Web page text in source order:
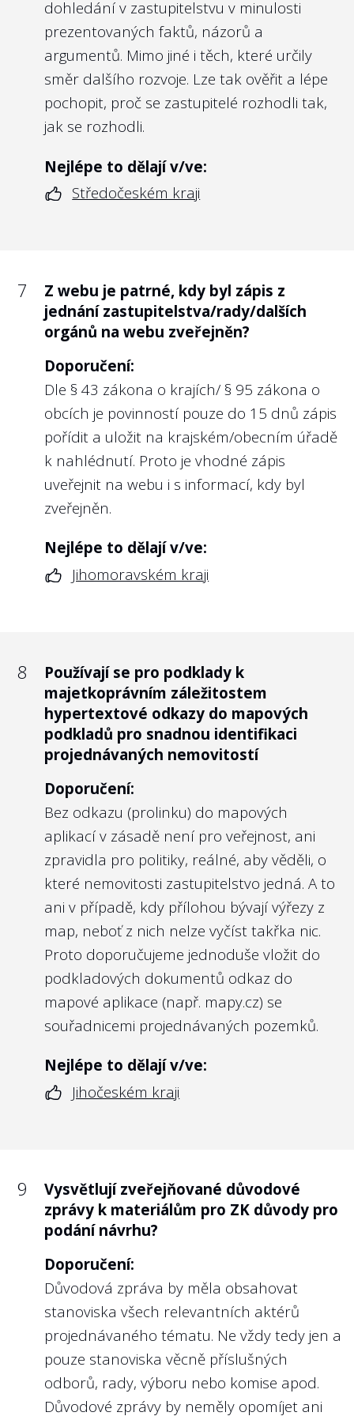
Doporučení:
Umožňuje vnitřní oznamovací systém
města/kraje podání oznámení
prostřednictvím aplikace, která splňuje
vysoké standardy bezpečí a zároveň
zjednodušuje komunikaci mezi
komunikaci oznamovatele s příslušnou
osobou přináší řadu výhod nad rámec
Webová aplikace určená ke komunikaci
umožňuje výměnu informací, a to i v
případě, že je oznámení anonymní. Dále
aplikace pomáhá například s archivací
oznámení nebo hlídá zákonné lhůty.
Dalším aspektem je vyšší standard
ochrany osobních údajů a bezpečnosti celé
komunikace. Bezpečná aplikace splňuje
požadavky jako jsou dvoufázové
zabezpečení, šifrování E2E, soulad s ISO
svých internetových stránkách alespoň
některé výše uvedené vlastnosti. Jelikož se
jedná o komerční produkty, rozhodli jsme
se je zde nejmenovat.
komisí včetně uvedení jejich funkce či
pracovního zařazení?
Doporučení:
Pro rozptýlení pochybností o procesu
výběru vítězného uchazeče a pro jeho
informací o průběhu výběrových řízení.
Veřejnost včetně neúspěšných kandidátů z
vzhledem k předmětu činnosti dané
organizace.
dohledání v zastupitelstvu v minulosti
prezentovaných faktů, názorů a
argumentů. Mimo jiné i těch, které určily
směr dalšího rozvoje. Lze tak ověřit a lépe
pochopit, proč se zastupitelé rozhodli tak,
jak se rozhodli.
Nejlépe to dělají v/ve:
Středočeském kraji
7
Z webu je patrné, kdy byl zápis z
jednání zastupitelstva/rady/dalších
orgánů na webu zveřejněn?
Doporučení:
Dle § 43 zákona o krajích/ § 95 zákona o
obcích je povinností pouze do 15 dnů zápis
pořídit a uložit na krajském/obecním úřadě
k nahlédnutí. Proto je vhodné zápis
uveřejnit na webu i s informací, kdy byl
zveřejněn.
Nejlépe to dělají v/ve:
Jihomoravském kraji
8
Používají se pro podklady k
majetkoprávním záležitostem
hypertextové odkazy do mapových
podkladů pro snadnou identifikaci
projednávaných nemovitostí
Doporučení:
Bez odkazu (prolinku) do mapových
aplikací v zásadě není pro veřejnost, ani
zpravidla pro politiky, reálné, aby věděli, o
které nemovitosti zastupitelstvo jedná. A to
ani v případě, kdy přílohou bývají výřezy z
map, neboť z nich nelze vyčíst takřka nic.
Proto doporučujeme jednoduše vložit do
podkladových dokumentů odkaz do
mapové aplikace (např. mapy.cz) se
souřadnicemi projednávaných pozemků.
Nejlépe to dělají v/ve:
Jihočeském kraji
9
Vysvětlují zveřejňované důvodové
zprávy k materiálům pro ZK důvody pro
podání návrhu?
Doporučení:
Důvodová zpráva by měla obsahovat
stanoviska všech relevantních aktérů
projednávaného tématu. Ne vždy tedy jen a
pouze stanoviska věcně příslušných
odborů, rady, výboru nebo komise apod.
Důvodové zprávy by neměly opomíjet ani